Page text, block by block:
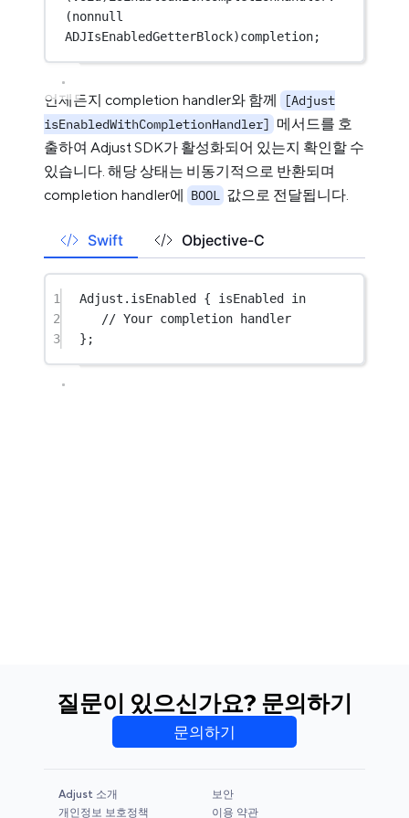
(nonnull
ADJIsEnabledGetterBlock)completion;
언제든지 completion handler와 함께
[Adjust
isEnabledWithCompletionHandler] 메서드를 호
출하여 Adjust SDK가 활성화되어 있는지 확인할 수
있습니다. 해당 상태는 비동기적으로 반환되며
completion handler에 BOOL 값으로 전달됩니다.
Swift Objective-C
1 Adjust. isEnabled { isEnabled in
2
// Your completion handler
3
};
질문이 있으신가요? 문의하기
문의하기
Adjust 소개
보안
개인정보 보호정책
이용 약관